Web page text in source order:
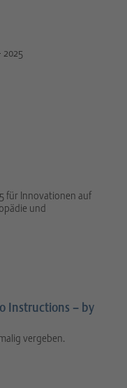
2025
für Innovationen auf
und
Instructions – by
vergeben.